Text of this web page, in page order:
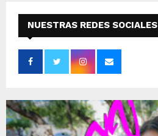
NUESTRAS REDES SOCIALES